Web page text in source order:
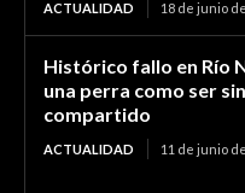
ACTUALIDAD 18 de junio
Histórico fallo en Río
una perra como ser
compartido
ACTUALIDAD 11 de junio